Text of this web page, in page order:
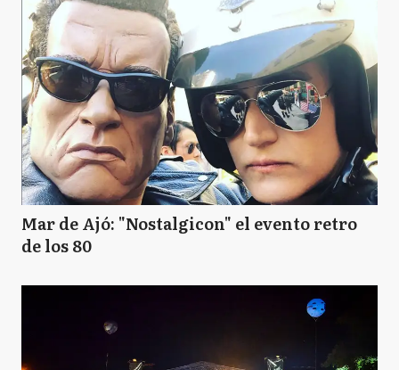
Mar de Ajó: "Nostalgicon" el evento retro
de los 80